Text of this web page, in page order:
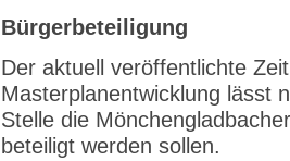
Bürgerbeteiligung
Der aktuell veröffentlichte
Masterplanentwicklung lässt
Stelle die
beteiligt werden sollen.